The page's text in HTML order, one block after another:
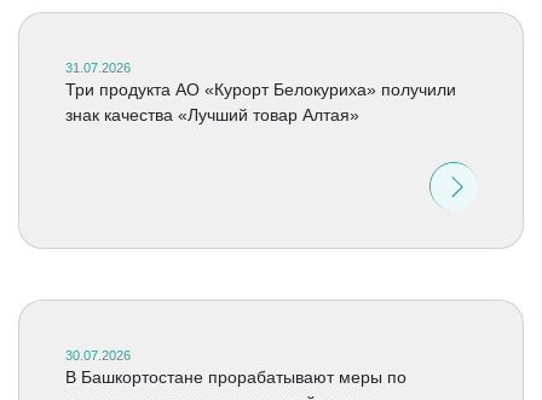
31.07.2026
Три продукта АО «Курорт Белокуриха» получили
знак качества «Лучший товар Алтая»
30.07.2026
В Башкортостане прорабатывают меры по